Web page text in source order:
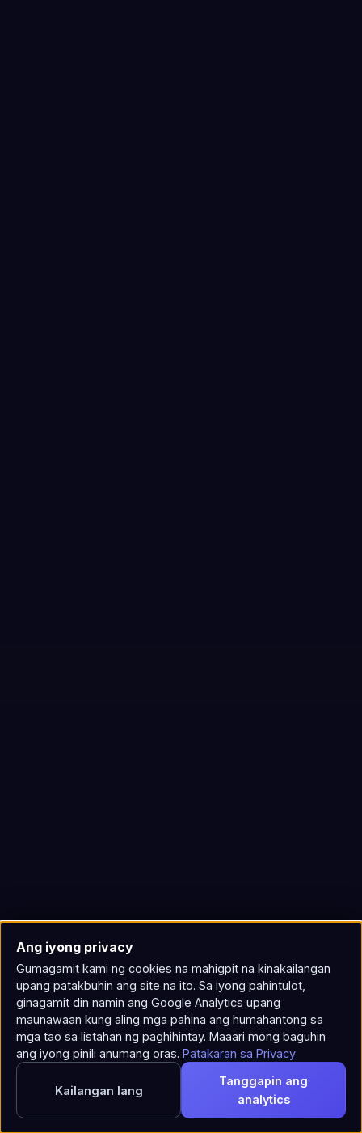
Ang iyong privacy
Gumagamit kami ng cookies na mahigpit na kinakailangan
upang patakbuhin ang site na ito. Sa iyong pahintulot,
ginagamit din namin ang Google Analytics upang
maunawaan kung aling mga pahina ang humahantong sa
mga tao sa listahan ng paghihintay. Maaari mong baguhin
ang iyong pinili anumang oras. Patakaran sa Privacy
Kailangan lang
Tanggapin ang
analytics